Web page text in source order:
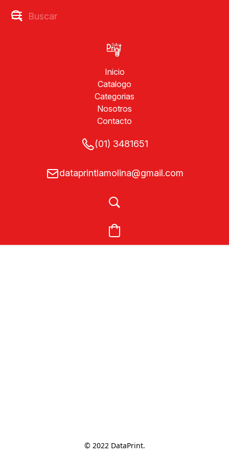
Inicio
Catalogo
Categorias
Nosotros
Contacto
(01) 3481651
dataprintlamolina@gmail.com
© 2022 DataPrint.